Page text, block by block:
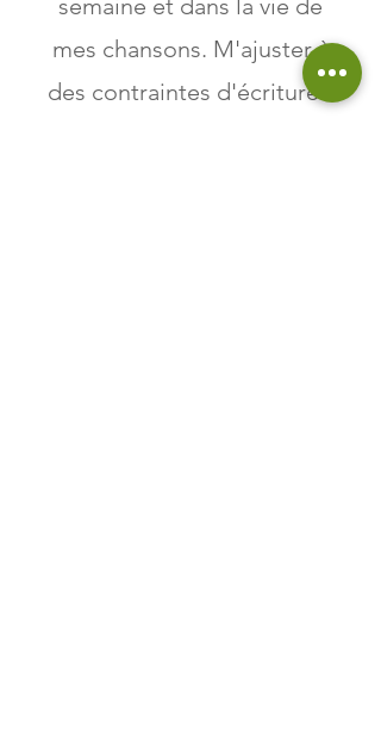
semaine et dans la vie de
mes chansons. M'ajuster à
des contraintes d'écriture -